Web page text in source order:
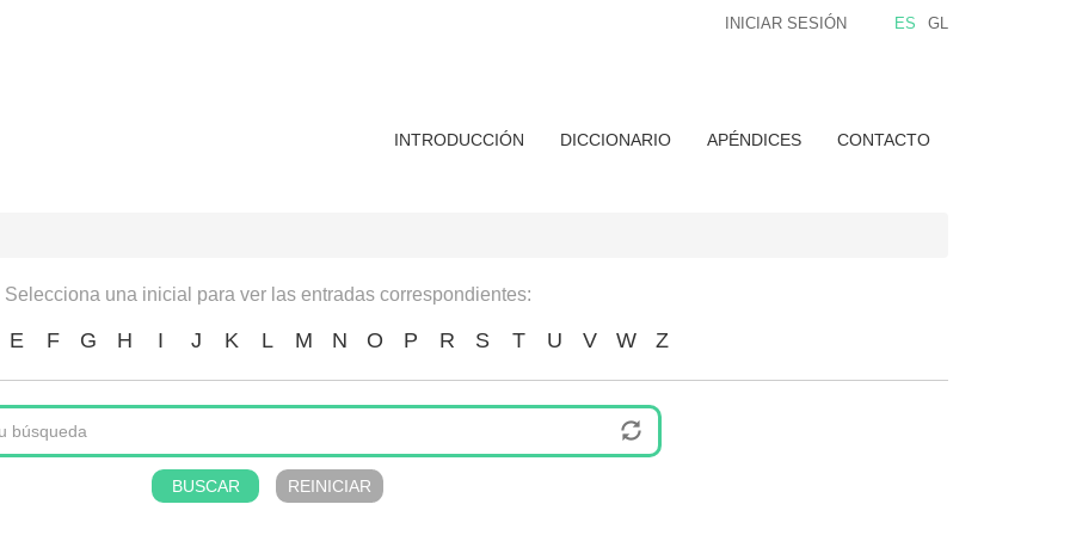
ES GL
INICIAR SESIÓN
INTRODUCCIÓN DICCIONARIO APÉNDICES CONTACTO
Selecciona una inicial para ver las entradas correspondientes:
E F G H I J K L M N O P R S T U V W Z